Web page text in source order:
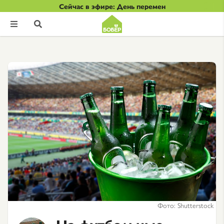
Сейчас в эфире: День перемен
 
Фото: Shutterstock